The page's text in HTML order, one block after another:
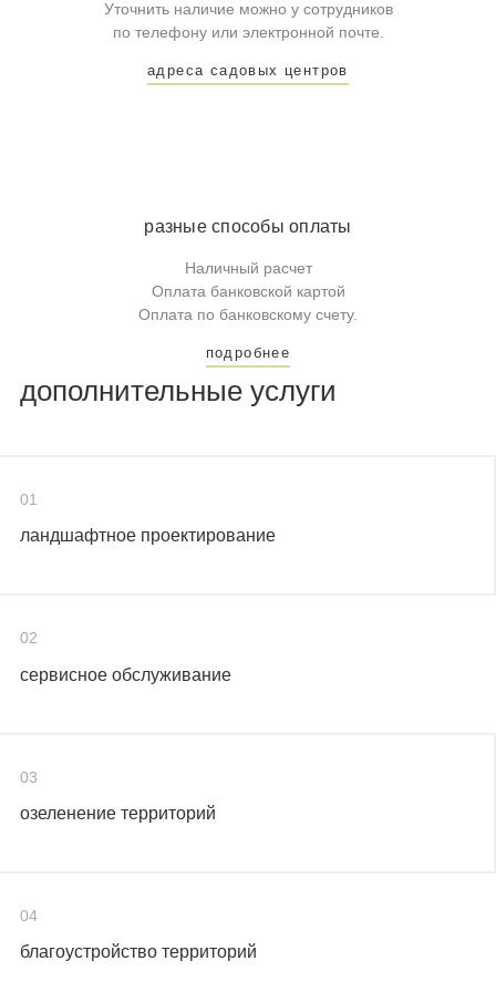
Уточнить наличие можно у сотрудников
по телефону или электронной почте.
адреса садовых центров
разные способы оплаты
Наличный расчет
Оплата банковской картой
Оплата по банковскому счету.
подробнее
дополнительные услуги
01
ландшафтное проектирование
02
сервисное обслуживание
03
озеленение территорий
04
благоустройство территорий